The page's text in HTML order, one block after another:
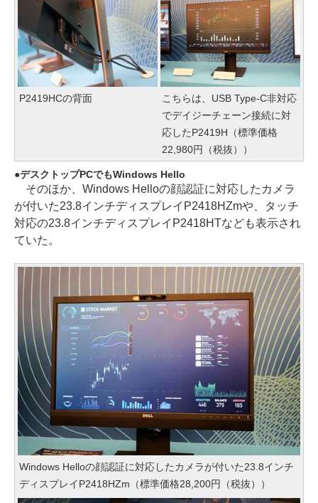
P2419HCの背面
こちらは、USB Type-C非対応
でデイジーチェーン接続に対
応したP2419H（標準価格
22,980円（税抜））
デスクトップPCでもWindows Hello
そのほか、Windows Helloの顔認証に対応したカメラ
が付いた23.8インチディスプレイP2418HZmや、タッチ
対応の23.8インチディスプレイP2418HTなども表示され
ていた。
Windows Helloの顔認証に対応したカメラが付いた23.8インチ
ディスプレイP2418HZm（標準価格28,200円（税抜））